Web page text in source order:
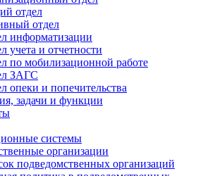
отдел
отдел
информатизации
учета и отчетности
по мобилизационной работе
ЗАГС
опеки и попечительства
задачи и функции
системы
организации
подведомственных организаций